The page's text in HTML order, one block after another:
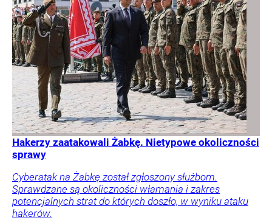
Hakerzy zaatakowali Żabkę. Nietypowe okoliczności
sprawy
Cyberatak na Żabkę został zgłoszony służbom.
Sprawdzane są okoliczności włamania i zakres
potencjalnych strat do których doszło, w wyniku ataku
hakerów.